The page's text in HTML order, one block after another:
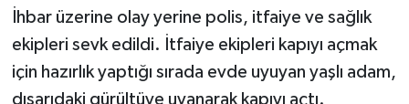
İhbar üzerine olay yerine polis, itfaiye ve sağlık
ekipleri sevk edildi. İtfaiye ekipleri kapıyı açmak
için hazırlık yaptığı sırada evde uyuyan yaşlı adam,
dışarıdaki gürültüye uyanarak kapıyı açtı.